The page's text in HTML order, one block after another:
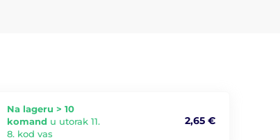
Na lageru > 10
komand u utorak 11.
8. kod vas
2,65 €